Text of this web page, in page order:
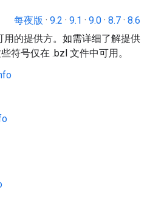
每夜版 · 9.2 · 9.1 · 9.0 · 8.7 · 8.6
的提供方。如需详细了解提供
符号仅在 .bzl 文件中可用。